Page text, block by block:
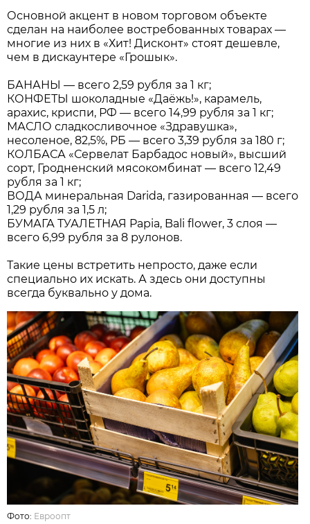
Основной акцент в новом торговом объекте
сделан на наиболее востребованных товарах —
многие из них в «Хит! Дисконт» стоят дешевле,
чем в дискаунтере «Грошык».
БАНАНЫ — всего 2,59 рубля за 1 кг;
КОНФЕТЫ шоколадные «Даёжь!», карамель,
арахис, криспи, РФ — всего 14,99 рубля за 1 кг;
МАСЛО сладкосливочное «Здравушка»,
несоленое, 82,5%, РБ — всего 3,39 рубля за 180 г;
КОЛБАСА «Сервелат Барбадос новый», высший
сорт, Гродненский мясокомбинат — всего 12,49
рубля за 1 кг;
ВОДА минеральная Darida, газированная — всего
1,29 рубля за 1,5 л;
БУМАГА ТУАЛЕТНАЯ Papia, Bali flower, 3 слоя —
всего 6,99 рубля за 8 рулонов.
Такие цены встретить непросто, даже если
специально их искать. А здесь они доступны
всегда буквально у дома.
Фото: Евроопт